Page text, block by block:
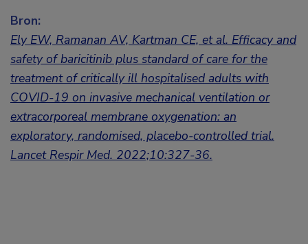
Bron:
Ely EW, Ramanan AV, Kartman CE, et al. Efficacy and
safety of baricitinib plus standard of care for the
treatment of critically ill hospitalised adults with
COVID-19 on invasive mechanical ventilation or
extracorporeal membrane oxygenation: an
exploratory, randomised, placebo-controlled trial.
Lancet Respir Med. 2022;10:327-36.